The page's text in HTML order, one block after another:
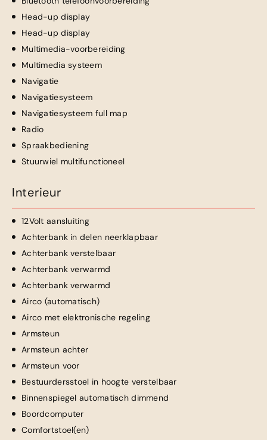
Head-up display
Head-up display
Multimedia-voorbereiding
Multimedia systeem
Navigatie
Navigatiesysteem
Navigatiesysteem full map
Radio
Spraakbediening
Stuurwiel multifunctioneel
Interieur
12Volt aansluiting
Achterbank in delen neerklapbaar
Achterbank verstelbaar
Achterbank verwarmd
Achterbank verwarmd
Airco (automatisch)
Airco met elektronische regeling
Armsteun
Armsteun achter
Armsteun voor
Bestuurdersstoel in hoogte verstelbaar
Binnenspiegel automatisch dimmend
Boordcomputer
Comfortstoel(en)